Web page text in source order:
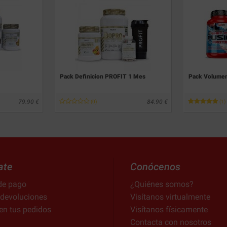
79.90
Pack Definicion PROFIT 1 Mes
(0) 84.90
Pack
(1)
pago
tus pedidos
Conócenos
¿Quiénes somos?
Visítanos virtualmente
Visítanos físicamente
Contacta con nosotros